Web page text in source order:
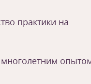
практики на